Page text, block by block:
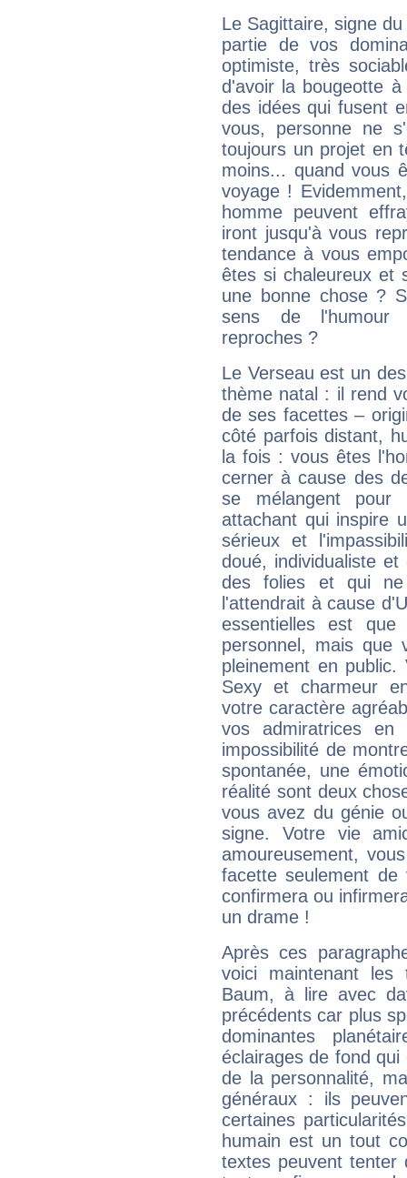
Le Sagittaire, signe
partie de vos
optimiste, très
d'avoir la bougeotte
des idées qui fusent
vous, personne ne
toujours un projet en
moins... quand vous
voyage !
homme peuvent
iront jusqu'à vous
tendance à vous
êtes si chaleureux et
une bonne chose ?
sens de l'humour
reproches ?
Le Verseau est un
thème natal : il rend
de ses facettes –
côté parfois distant,
la fois : vous êtes
cerner à cause des
se mélangent
attachant qui inspire
sérieux et
doué, individualiste
des folies et qui
l'attendrait à cause
essentielles est
personnel, mais que
pleinement en
Sexy et charmeur
votre caractère
vos admiratrices
impossibilité de
spontanée, une
réalité sont deux
vous avez du génie
signe. Votre vie
amoureusement,
facette seulement
confirmera ou
un drame !
Après ces
voici maintenant les
Baum, à lire avec
précédents car plus
dominantes
éclairages de fond
de la personnalité,
généraux : ils
certaines
humain est un tout
textes peuvent tenter